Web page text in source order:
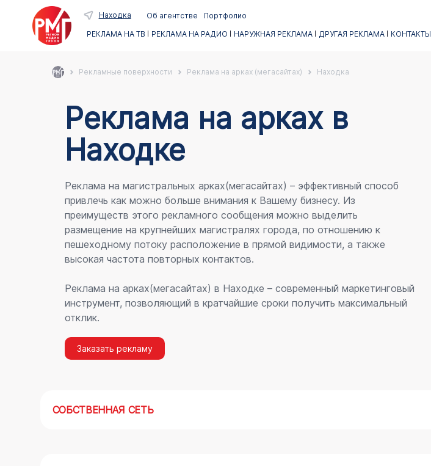
Находка Об агентстве
Портфолио
РЕКЛАМА НА ТВ
РЕКЛАМА НА РАДИО НАРУЖНАЯ РЕКЛАМА ДРУГАЯ РЕКЛАМА КОНТАКТЫ
Рекламные поверхности Реклама на арках (мегасайтах) Находка
Реклама на аркаx в
Находке
Реклама на магистральных арках(мегасайтах) – эффективный способ
привлечь как можно больше внимания к Вашему бизнесу. Из
преимуществ этого рекламного сообщения можно выделить
размещение на крупнейших магистралях города, по отношению к
пешеходному потоку расположение в прямой видимости, а также
высокая частота повторных контактов.
Реклама на арках(мегасайтах) в Находке – современный маркетинговый
инструмент, позволяющий в кратчайшие сроки получить максимальный
отклик.
Заказать рекламу
СОБСТВЕННАЯ СЕТЬ